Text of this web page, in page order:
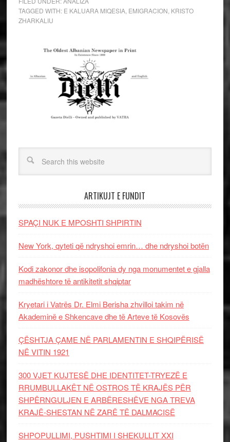
TAGGED WITH: E KALUARA MIQESIA, EMIGRACION KRISTO
ZHARKALIU
ARTIKUJT E FUNDIT
SPAÇI NUK E MPOSHTI SHPIRTIN
New York, qyteti që ndryshoi emrin… dhe ndryshoi botën
Kodi zakonor dhe isopolifonia dy nga monumentet e gjalla
madhështore të antikitetit shqiptar
Kryetari i Vatrës Dr. Elmi Berisha zhvilloi takim në
Akademinë e Shkencave dhe të Arteve të Kosovës
ÇËSHTJA ÇAME NË PARLAMENTIN E SHQIPËRISË
NË VITIN 1921
300 VJET KUJTESË DHE IDENTITET-TRYEZË E
RRUMBULLAKËT NË OSTROS TË KRAJËS PËR
SHPËRNGULJEN E ARBËRESHËVE NGA TREVA
KRAJË-SHESTAN NË ZARË TË DALMACISË
SHPOPULLIMI, PUSHTIMI I SHEKULLIT XXI